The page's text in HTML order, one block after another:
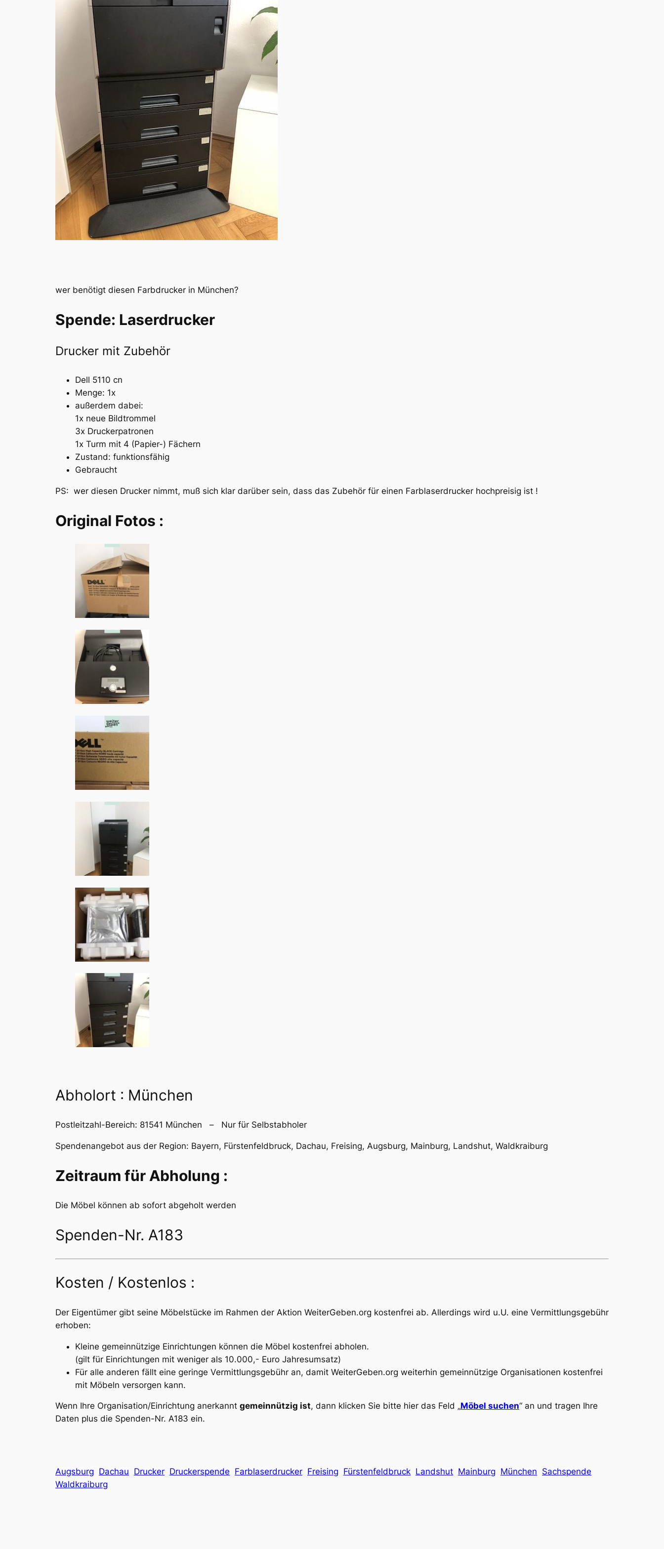
wer benötigt diesen Farbdrucker in München?
Spende: Laserdrucker
Drucker mit Zubehör
Dell 5110 cn
Menge: 1x
außerdem dabei:
1x neue Bildtrommel
3x Druckerpatronen
1x Turm mit 4 (Papier-) Fächern
Zustand: funktionsfähig
Gebraucht
PS: wer diesen Drucker nimmt, muß sich klar darüber sein, dass das Zubehör für einen Farblaserdrucker hochpreisig ist !
Original Fotos :
Abholort : München
Postleitzahl-Bereich: 81541 München – Nur für Selbstabholer
Spendenangebot aus der Region: Bayern, Fürstenfeldbruck, Dachau, Freising, Augsburg, Mainburg, Landshut, Waldkraiburg
Zeitraum für Abholung :
Die Möbel können ab sofort abgeholt werden
Spenden-Nr. A183
Kosten / Kostenlos :
Der Eigentümer gibt seine Möbelstücke im Rahmen der Aktion WeiterGeben.org kostenfrei ab. Allerdings wird u.U. eine Vermittlungsgebühr
erhoben:
Kleine gemeinnützige Einrichtungen können die Möbel kostenfrei abholen.
(gilt für Einrichtungen mit weniger als 10.000,- Euro Jahresumsatz)
Für alle anderen fällt eine geringe Vermittlungsgebühr an, damit WeiterGeben.org weiterhin gemeinnützige Organisationen kostenfrei
mit Möbeln versorgen kann.
Wenn Ihre Organisation/Einrichtung anerkannt gemeinnützig ist, dann klicken Sie bitte hier das Feld „Möbel suchen“ an und tragen Ihre
Daten plus die Spenden-Nr. A183 ein.
Augsburg Dachau Drucker Druckerspende Farblaserdrucker Freising Fürstenfeldbruck Landshut Mainburg München Sachspende
Waldkraiburg